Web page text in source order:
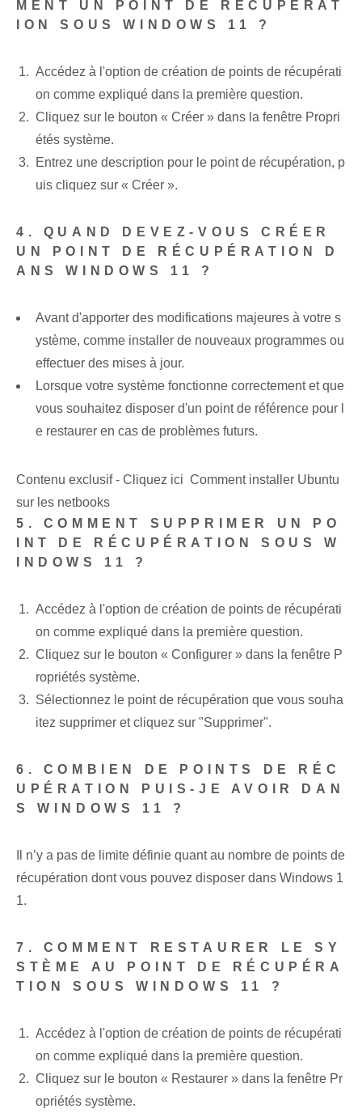
MENT UN POINT DE RÉCUPÉRAT
ION SOUS WINDOWS 11 ?
Accédez à l'option de création de points de récupérati
on comme expliqué dans la première question.
Cliquez sur le bouton « Créer » dans la fenêtre Propri
étés système.
Entrez une description pour le point de récupération, p
uis cliquez sur « Créer ».
4. QUAND DEVEZ-VOUS CRÉER
UN POINT DE RÉCUPÉRATION D
ANS WINDOWS 11 ?
Avant d'apporter des modifications majeures à votre s
ystème, comme installer de nouveaux programmes ou
effectuer des mises à jour.
Lorsque votre système fonctionne correctement et que
vous souhaitez disposer d'un point de référence pour l
e restaurer en cas de problèmes futurs.
Contenu exclusif - Cliquez ici Comment installer Ubuntu
sur les netbooks
5. COMMENT SUPPRIMER UN PO
INT DE RÉCUPÉRATION SOUS W
INDOWS 11 ?
Accédez à l'option de création de points de récupérati
on comme expliqué dans la première question.
Cliquez sur le bouton « Configurer » dans la fenêtre P
ropriétés système.
Sélectionnez le point de récupération que vous souha
itez supprimer et cliquez sur "Supprimer".
6. COMBIEN DE POINTS DE RÉC
UPÉRATION PUIS-JE AVOIR DAN
S WINDOWS 11 ?
Il n’y a pas de limite définie quant au nombre de points de
récupération dont vous pouvez disposer dans Windows 1
1.
7. COMMENT RESTAURER LE SY
STÈME AU POINT DE RÉCUPÉRA
TION SOUS WINDOWS 11 ?
Accédez à l'option de création de points de récupérati
on comme expliqué dans la première question.
Cliquez sur le bouton « Restaurer » dans la fenêtre Pr
opriétés système.